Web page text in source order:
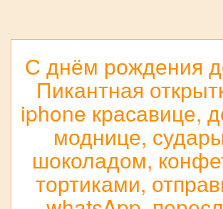
С днём рождения
Пикантная
iphone красавице,
моднице,
шоколадом,
тортиками,